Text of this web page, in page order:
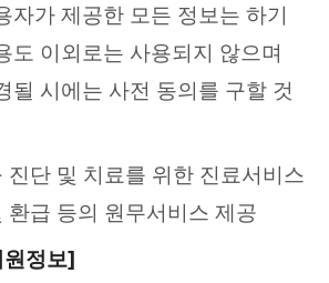
자가 제공한 모든 정보는 하기
도 이외로는 사용되지 않으며
될 시에는 사전 동의를 구할 것
진단 및 치료를 위한 진료서비스
환급 등의 원무서비스 제공
원정보]